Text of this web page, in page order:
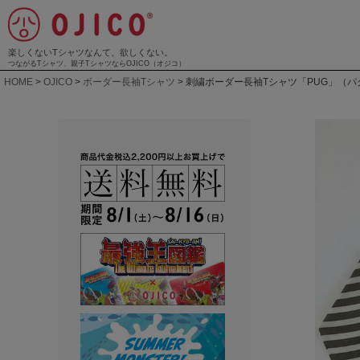
楽しくないTシャツなんて、欲しくない。
つながるTシャツ、親子TシャツならOJICO（オジコ）
HOME OJICO ボーダー長袖Tシャツ 刺繍ボーダー長袖Tシャツ「PUG」（パ